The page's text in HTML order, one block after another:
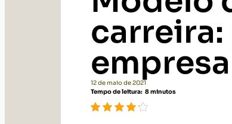
carreira:
12 de maio de 2021
Tempo de leitura: 8minutos